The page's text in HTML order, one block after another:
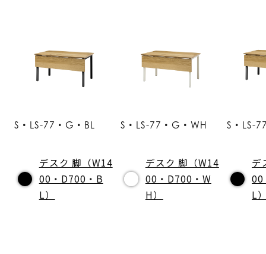
S・LS-77・G・BL
デスク 脚（W14
00・D700・B
L）
S・LS-77・G・WH
デスク 脚（W14
00・D700・W
H）
S・LS-
デ
00
L